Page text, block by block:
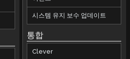
시스템 유지 보수 업데이트
통합
Clever